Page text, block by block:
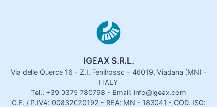
IGEAX S.R.L.
Via delle Querce 16 - Z.I. Fenilrosso - 46019, Viadana (MN) -
ITALY
Tel.: +39 0375 780798 - Email: info@igeax.com
C.F. / P.IVA: 00832020192 - REA: MN - 183041 - COD. ISO: